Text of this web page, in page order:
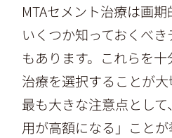
MTAセメント治療は画期
いくつか知っておくべ
もあります。これらを十
治療を選択することが大
最も大きな注意点とし
用が高額になる」こと